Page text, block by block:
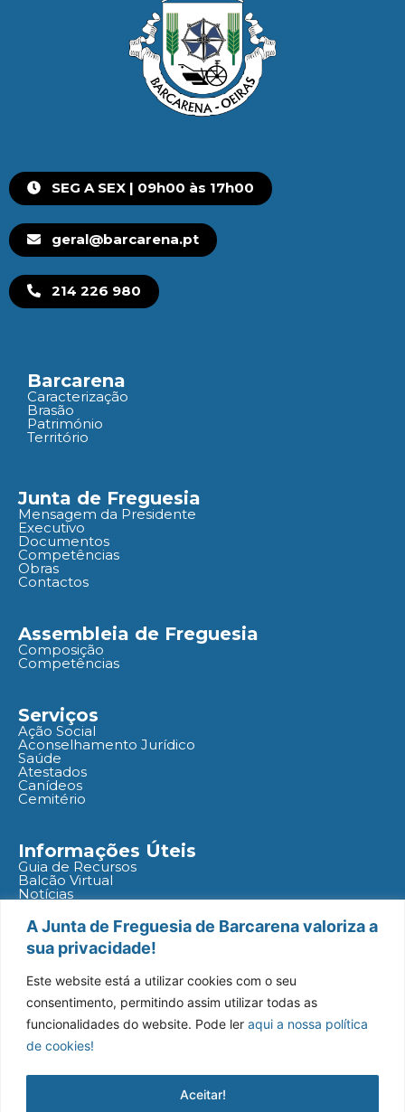
A Junta de Freguesia de Barcarena valoriza a
sua privacidade!
Este website está a utilizar cookies com o seu
consentimento, permitindo assim utilizar todas as
funcionalidades do website. Pode ler aqui a nossa política
de cookies!
Aceitar!
SEG A SEX | 09h00 às 17h00
geral@barcarena.pt
214 226 980
Barcarena
Caracterização
Brasão
Património
Território
Junta de Freguesia
Mensagem da Presidente
Executivo
Documentos
Competências
Obras
Contactos
Assembleia de Freguesia
Composição
Competências
Serviços
Ação Social
Aconselhamento Jurídico
Saúde
Atestados
Canídeos
Cemitério
Informações Úteis
Guia de Recursos
Balcão Virtual
Notícias
Políticas
Redes Socias
© 2026 Freguesia de Barcarena
Todos os Direitos Reservados